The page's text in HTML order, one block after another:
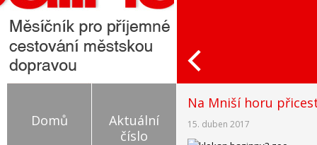
Domů
Aktuální
číslo
Na Mniší horu
15. duben 2017